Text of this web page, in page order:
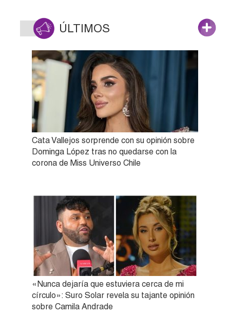
ÚLTIMOS
Cata Vallejos sorprende con su opinión sobre
Dominga López tras no quedarse con la
corona de Miss Universo Chile
«Nunca dejaría que estuviera cerca de mi
círculo»: Suro Solar revela su tajante opinión
sobre Camila Andrade